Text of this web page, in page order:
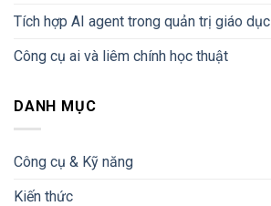
Tích hợp AI agent trong quản trị giáo dục
Công cụ ai và liêm chính học thuật
DANH MỤC
Công cụ & Kỹ năng
Kiến thức